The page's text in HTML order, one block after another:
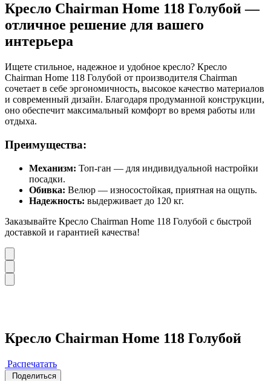
Кресло Chairman Home 118 Голубой —
отличное решение для вашего
интерьера
Ищете стильное, надежное и удобное кресло? Кресло
Chairman Home 118 Голубой от производителя Chairman
сочетает в себе эргономичность, высокое качество материалов
и современный дизайн. Благодаря продуманной конструкции,
оно обеспечит максимальный комфорт во время работы или
отдыха.
Преимущества:
Механизм: Топ-ган — для индивидуальной настройки
посадки.
Обивка: Велюр — износостойкая, приятная на ощупь.
Надежность: выдерживает до 120 кг.
Заказывайте Кресло Chairman Home 118 Голубой с быстрой
доставкой и гарантией качества!
Кресло Chairman Home 118 Голубой
Распечатать
Поделиться